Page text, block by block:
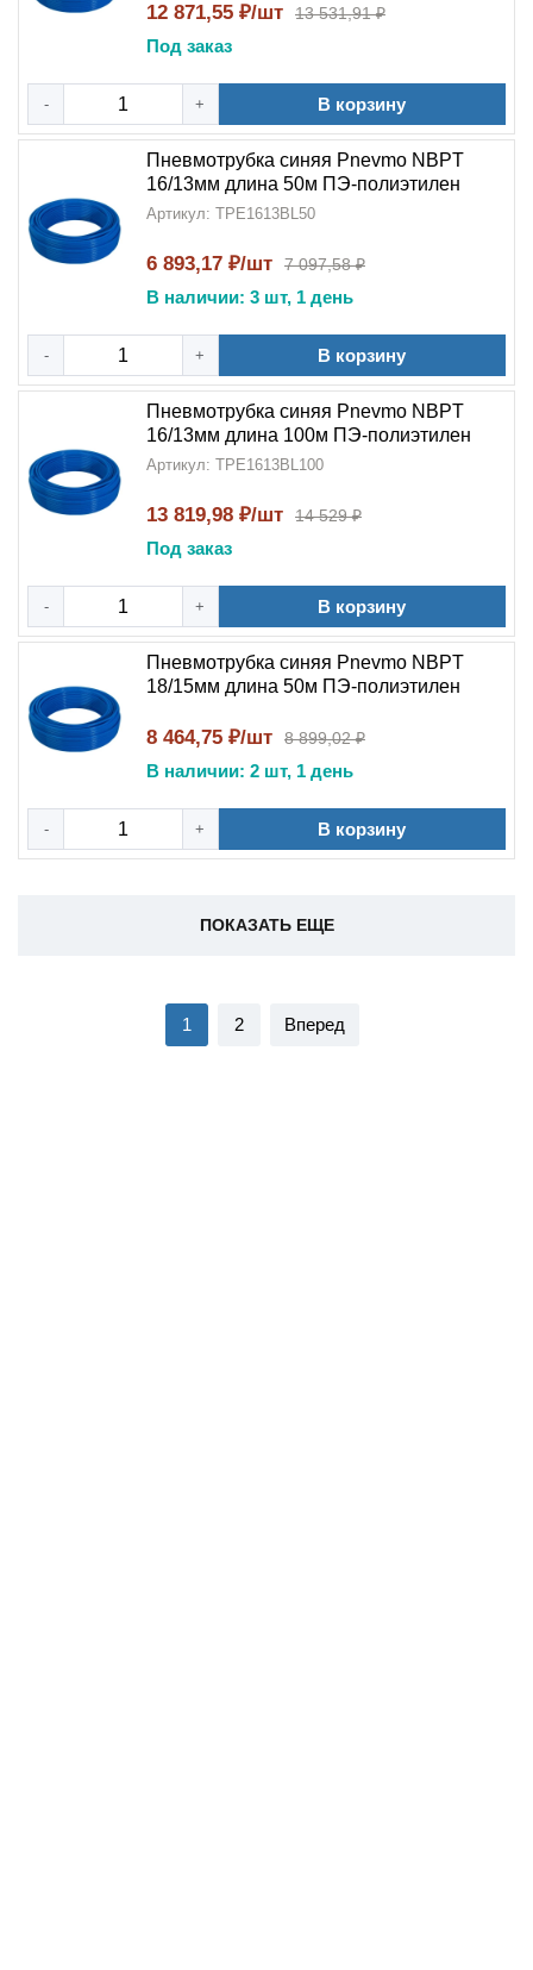
12 871,55 ₽/шт 13 531,91 ₽
Под заказ
- + В корзину
Пневмотрубка синяя Pnevmo NBPT
16/13мм длина 50м ПЭ-полиэтилен
Артикул: TPE1613BL50
6 893,17 ₽/шт 7 097,58 ₽
В наличии: 3 шт, 1 день
- + В корзину
Пневмотрубка синяя Pnevmo NBPT
16/13мм длина 100м ПЭ-полиэтилен
Артикул: TPE1613BL100
13 819,98 ₽/шт 14 529 ₽
Под заказ
- + В корзину
Пневмотрубка синяя Pnevmo NBPT
18/15мм длина 50м ПЭ-полиэтилен
8 464,75 ₽/шт 8 899,02 ₽
В наличии: 2 шт, 1 день
- + В корзину
ПОКАЗАТЬ ЕЩЕ
1 2 Вперед